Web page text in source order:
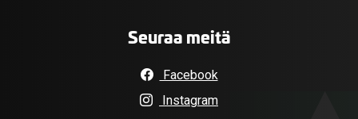
Seuraa meitä
Facebook
Instagram